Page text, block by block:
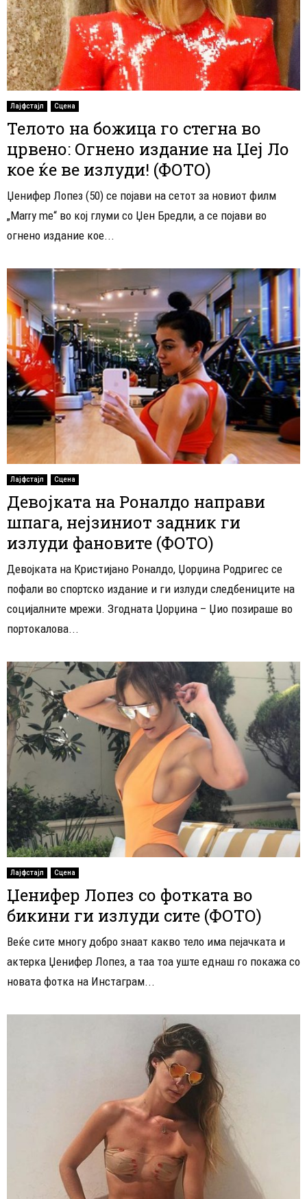
Лајфстајл Сцена
Телото на божица го стегна во
црвено: Огнено издание на Џеј Ло
кое ќе ве излуди! (ФОТО)
Џенифер Лопез (50) се појави на сетот за новиот филм
„Marry me“ во кој глуми со Џен Бредли, а се појави во
огнено издание кое...
Лајфстајл Сцена
Девојката на Роналдо направи
шпага, нејзиниот задник ги
излуди фановите (ФОТО)
Девојката на Кристијано Роналдо, Џорџина Родригес се
пофали во спортско издание и ги излуди следбениците на
социјалните мрежи. Згодната Џорџина – Џио позираше во
портокалова...
Лајфстајл Сцена
Џенифер Лопез со фотката во
бикини ги излуди сите (ФОТО)
Веќе сите многу добро знаат какво тело има пејачката и
актерка Џенифер Лопез, а таа тоа уште еднаш го покажа со
новата фотка на Инстаграм...